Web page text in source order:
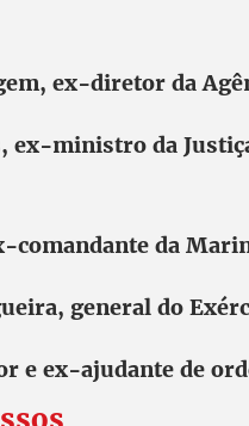
ex-diretor da
ex-ministro da
comandante da
general do
e ex-ajudante de